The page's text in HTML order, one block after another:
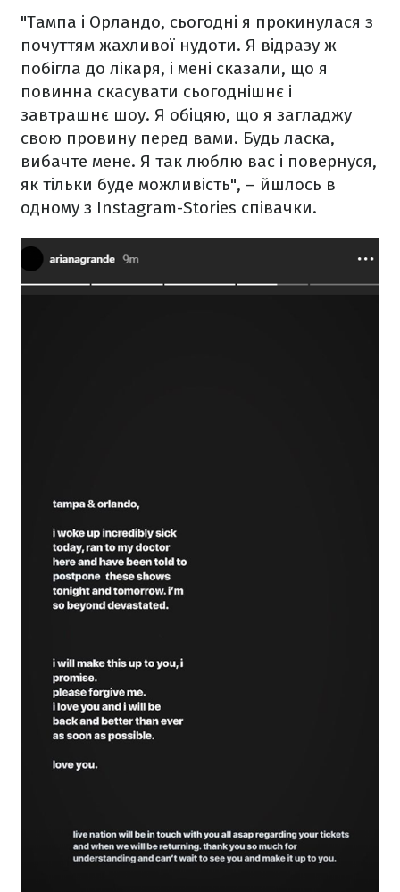
"Тампа і Орландо, сьогодні я прокинулася з
почуттям жахливої ​​нудоти. Я відразу ж
побігла до лікаря, і мені сказали, що я
повинна скасувати сьогоднішнє і
завтрашнє шоу. Я обіцяю, що я загладжу
свою провину перед вами. Будь ласка,
вибачте мене. Я так люблю вас і повернуся,
як тільки буде можливість", – йшлось в
одному з Instagram-Stories співачки.